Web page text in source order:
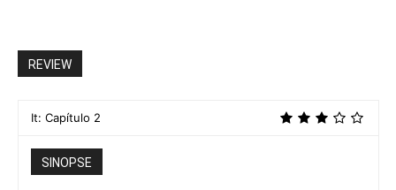
REVIEW
It: Capítulo 2
SINOPSE